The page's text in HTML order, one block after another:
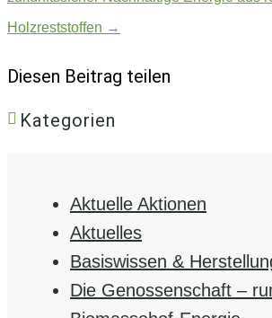
Holzreststoffen →
Diesen Beitrag teilen
Kategorien
Aktuelle Aktionen
Aktuelles
Basiswissen &
Die Genossenschaft –